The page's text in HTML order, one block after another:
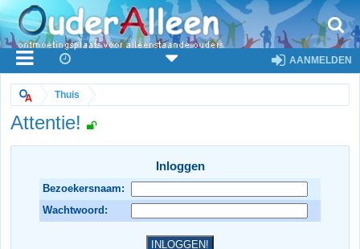
AANMELDEN
Thuis
Attentie!
Inloggen
Bezoekersnaam:
Wachtwoord: